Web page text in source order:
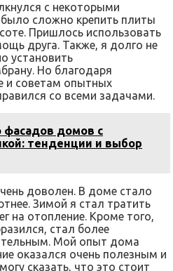
с некоторыми
сложно крепить плиты
Пришлось использовать
друга. Также, я долго не
установить
Но благодаря
и советам опытных
со всеми задачами.
фасадов домов с
тенденции и выбор
доволен. В доме стало
Зимой я стал тратить
на отопление. Кроме того,
стал более
Мой опыт дома
оказался очень полезным и
сказать, что это стоит